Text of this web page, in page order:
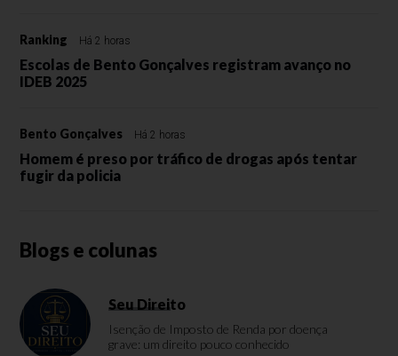
Ranking Há 2 horas
Escolas de Bento Gonçalves registram avanço no
IDEB 2025
Bento Gonçalves Há 2 horas
Homem é preso por tráfico de drogas após tentar
fugir da policia
Blogs e colunas
Seu Direito
Isenção de Imposto de Renda por doença
grave: um direito pouco conhecido